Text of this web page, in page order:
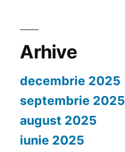
Arhive
decembrie 2025
septembrie 2025
august 2025
iunie 2025